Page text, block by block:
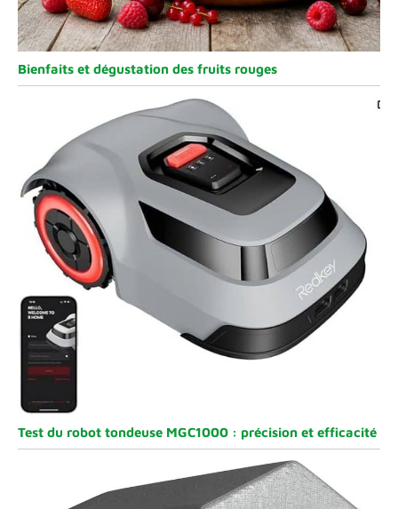
Bienfaits et dégustation des fruits rouges
Test du robot tondeuse MGC1000 : précision et efficacité